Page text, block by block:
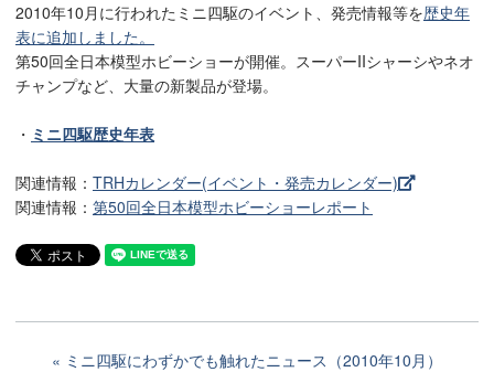
2010年10月に行われたミニ四駆のイベント、発売情報等を歴史年
表に追加しました。
第50回全日本模型ホビーショーが開催。スーパーIIシャーシやネオ
チャンプなど、大量の新製品が登場。
・ ミニ四駆歴史年表
関連情報： TRHカレンダー(イベント・発売カレンダー)
関連情報： 第50回全日本模型ホビーショーレポート
ミニ四駆にわずかでも触れたニュース（2010年10月）